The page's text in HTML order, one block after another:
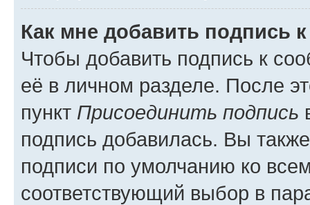
Как мне добавить подпись
Чтобы добавить подпись к
её в личном разделе. После
пункт Присоединить подпись
подпись добавилась. Вы
подписи по умолчанию ко
соответствующий выбор в